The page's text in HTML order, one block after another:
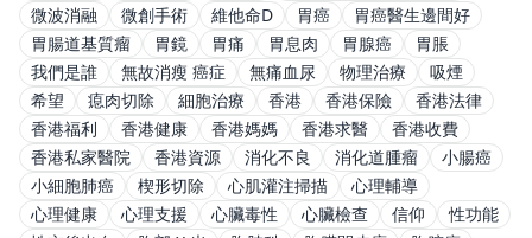
微波消融
微創手術 維他命D 胃癌
胃癌醫生邊間好
胃腸道基質瘤
胃鏡 胃痛 胃息肉 胃腺癌
胃脹
我們是誰
無故消瘦 癌症 無痛血尿 物理治療
吸煙
希望
瘜肉切除 細胞治療 香港 香港保險
香港法律
香港福利
香港健康 香港媽媽 香港求醫
香港收費
香港私家醫院
香港資源 消化不良 消化道腫瘤
小腸癌
小細胞肺癌
楔形切除 心肌灌注掃描
心理輔導
心理健康
心理支援 心臟毒性 心臟檢查 信仰
性功能